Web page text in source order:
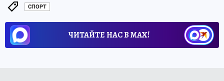
СПОРТ
ЧИТАЙТЕ НАС В МАХ!